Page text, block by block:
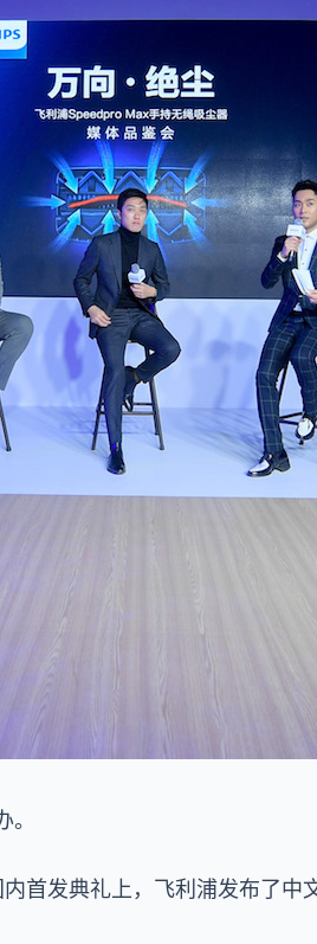
首发典礼上，飞利浦发布了中